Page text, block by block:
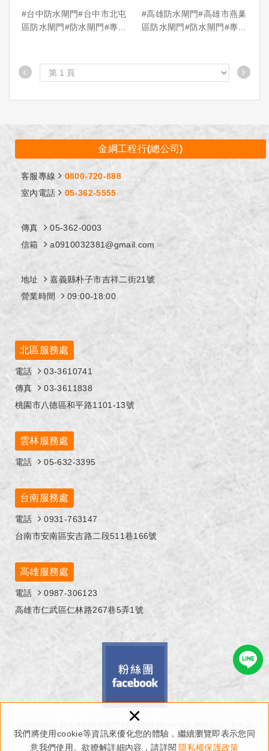
我們將使用cookie等資訊來優化您的體驗，繼續瀏覽即表示您同
意我們使用。欲瞭解詳細內容，請詳閱 隱私權保護政策
×
#台中防水閘門#台中市北屯
區防水閘門#防水閘門#專利
#高雄防水閘門#高雄市燕巢
區防水閘門#防水閘門#專利
金綱工程行(總公司)
客服專線
0800-720-888
室內電話
05-362-5555
傳真
05-362-0003
信箱
a0910032381@gmail.com
地址
嘉義縣朴子市吉祥二街21號
營業時間
09:00-18:00
北區服務處
電話
03-3610741
傳真
03-3611838
桃園市八德區和平路1101-13號
雲林服務處
電話 05-632-3395
台南服務處
電話
0931-763147
台南市安南區安吉路二段511巷166號
高雄服務處
電話
0987-306123
高雄市仁武區仁林路267巷5弄1號